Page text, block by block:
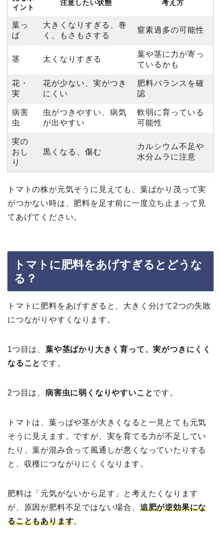
イント
注意したい状態 考え方
葉っ
ぱ
大きくなりすぎる、巻
く、もさもさする
窒素過多の可能性
茎 太くなりすぎる
葉や茎に力が寄っ
ているかも
花・
実
花が少ない、実がつき
にくい
肥料バランスを確
認
病害
虫
虫がつきやすい、病気
が出やすい
軟弱に育っている
可能性
実の
おし
り
黒くなる、傷む
カルシウム不足や
水分ムラに注意
トマトの株が元気そうに見えても、葉ばかり茂って実
がつかない時は、肥料を足す前に一度立ち止まって見
てあげてください。
トマトに肥料をあげすぎるとどうな
る？
トマトに肥料をあげすぎると、大きく分けて2つの失敗
につながりやすくなります。
1つ目は、 葉や茎ばかり大きく育って、実がつきにくく
なること です。
2つ目は、 病害虫に弱くなりやすいことです。
トマトは、葉っぱや茎が大きくなると一見とても元気
そうに見えます。ですが、実を育てる力が不足してい
たり、葉が混み合って風通しが悪くなっていたりする
と、収穫につながりにくくなります。
肥料は「元気がないから足す」と考えたくなります
が、原因が肥料不足ではない場合、 追肥が逆効果にな
ることもあります。